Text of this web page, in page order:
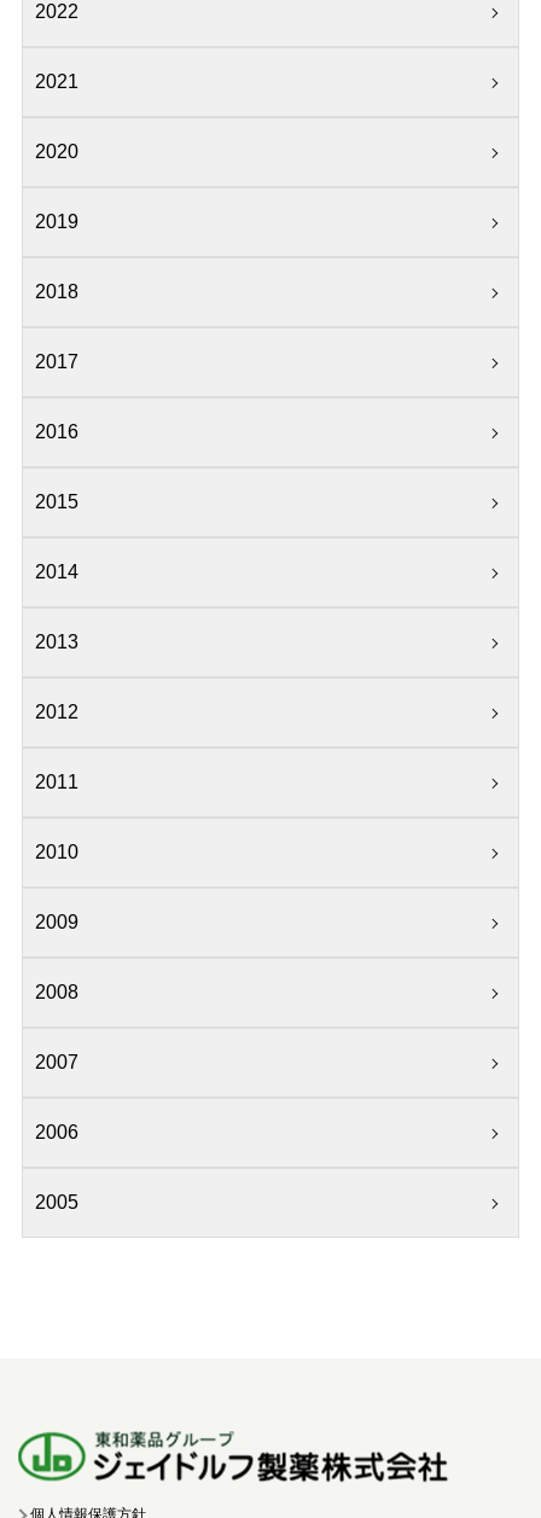
2022
2021
2020
2019
2018
2017
2016
2015
2014
2013
2012
2011
2010
2009
2008
2007
2006
2005
個人情報保護方針